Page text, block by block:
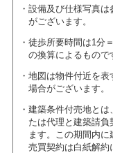
設備及び仕様写真は
がございます。
徒歩所要時間は1分
の換算によるもので
地図は物件付近を表
場合がございます。
建築条件付売地とは
たは代理と建築請負
ます。この期間内
売買契約は白紙解約